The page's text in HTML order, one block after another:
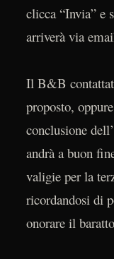
clicca “Invia” e
arriverà via
Il B&B
proposto,
conclusione
andrà a buon
valigie per la
ricordandosi di
onorare il